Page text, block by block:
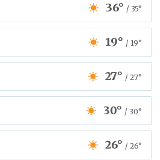
36° / 35°
19° / 19°
27° / 27°
30° / 30°
26° / 26°